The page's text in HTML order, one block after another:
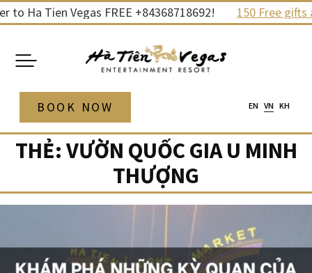
Skip
content
Ha Tien Vegas FREE +84368718692! 150 Free gifts
EN VN KH
BOOK NOW
THẺ: VƯỜN QUỐC GIA U MINH
THƯỢNG